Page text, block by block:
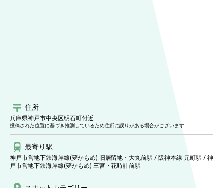
住所
兵庫県神戸市中央区明石町付近
投稿された位置に基づき推測しているため住所に誤りがある場合がございます
最寄り駅
神戸市営地下鉄海岸線(夢かもめ) 旧居留地・大丸前駅 / 阪神本線 元町駅 / 神
戸市営地下鉄海岸線(夢かもめ) 三宮・花時計前駅